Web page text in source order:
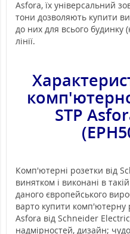
Asfora, їх універсальний
тони дозволяють купити
до них для всього будинку
лінії.
STP
Комп'ютерні розетки від
винятком і виконані в
даного європейського
варто купити комп'ютерну
Asfora від Schneider
надмірностей, дизайн;